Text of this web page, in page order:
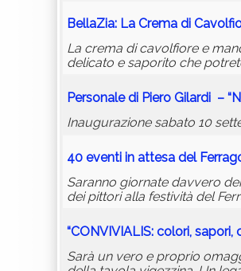
BellaZia: La Crema di
La crema di cavolfiore e
delicato e saporito che
Personale di Piero Gilardi –
Inaugurazione sabato 10
40 eventi in attesa del
Saranno giornate davvero
dei pittori alla festività del
“CONVIVIALIS: colori,
Sarà un vero e proprio